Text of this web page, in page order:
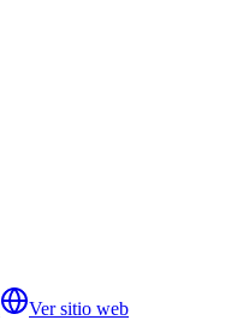
Ver sitio web